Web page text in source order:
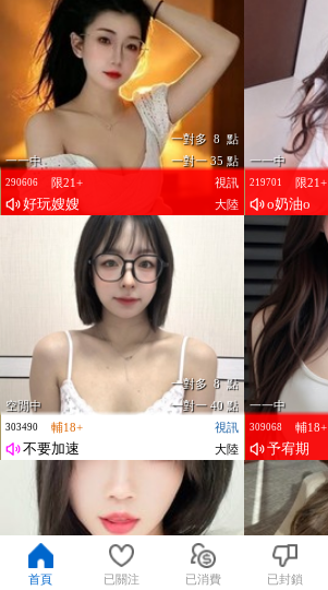
一一中
一對多 8 點
一對一 35 點
限21+
視訊
290606
好玩嫂嫂 大陸
一一中
限21+
219701
o奶油o
空閒中
一對多 8 點
一對一 40 點
輔18+
視訊
303490
不要加速 大陸
一一中
輔18+
309068
予宥期
首頁 已關注 已消費 已封鎖